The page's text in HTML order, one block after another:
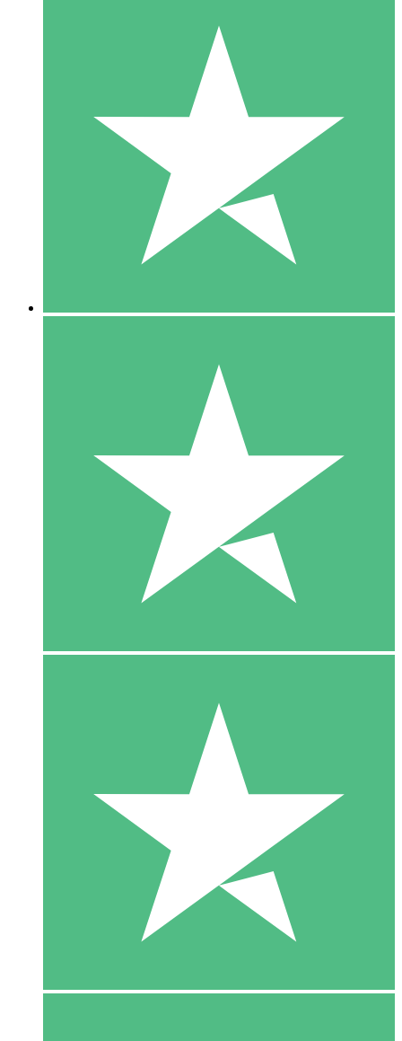
Individuelle Credit-Pakete
Zahlen Sie nach Bedarf mit Download-Credits. Keine
monatliche Verpflichtung erforderlich.
10 00
10 Downloads
20 00